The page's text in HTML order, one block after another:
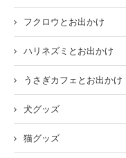
フクロウとお出かけ
ハリネズミとお出かけ
うさぎカフェとお出かけ
犬グッズ
猫グッズ